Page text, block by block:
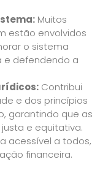
Muitos
estão envolvidos
o sistema
e defendendo a
Contribui
e dos princípios
garantindo que as
e equitativa.
acessível a todos,
financeira.